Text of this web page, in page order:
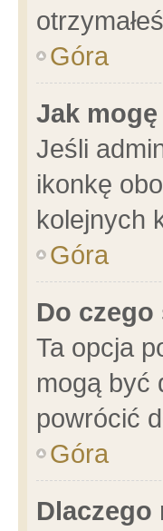
Góra
Jak
Jeśli
ikonkę
kolejnych
Góra
Do
Ta opcja
mogą być
powrócić
Góra